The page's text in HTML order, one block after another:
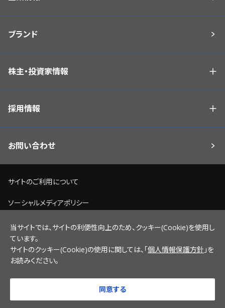
ブランド
株主・投資家情報
採用情報
お問い合わせ
サイトのご利用について
ソーシャルメディアポリシー
個人情報保護方針
脆弱性情報開示ポリシー
サイトマップ
© 2022 NICHICON CORPORATION.
当サイトでは、サイトの利便性向上のため、クッキー(Cookie)を使用し
ています。
サイトのクッキー(Cookie)の使用に関しては、「個人情報保護方針 」を
お読みください。
同意する